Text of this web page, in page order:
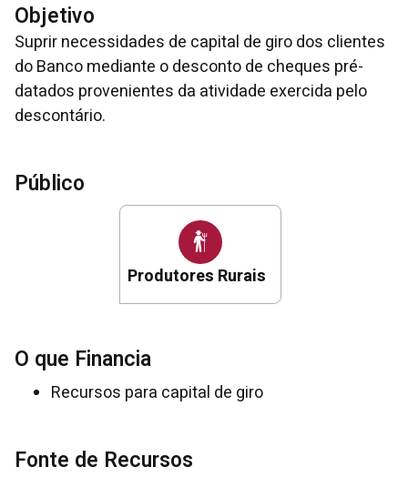
Objetivo
Suprir necessidades de capital de giro dos clientes
do Banco mediante o desconto de cheques pré-
datados provenientes da atividade exercida pelo
descontário.
Público
Produtores Rurais
O que Financia
Recursos para capital de giro
Fonte de Recursos